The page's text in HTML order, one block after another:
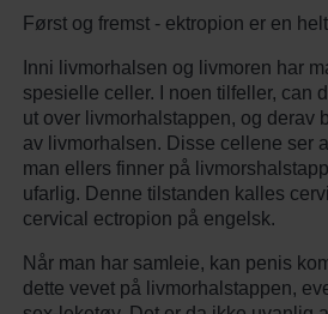
Først og fremst - ektropion er en
Inni livmorhalsen og livmoren har
spesielle celler. I noen tilfeller, can
ut over livmorhalstappen, og derav
av livmorhalsen. Disse cellene ser
man ellers finner på
ufarlig. Denne tilstanden kalles
cervical ectropion på engelsk.
Når man har samleie, kan penis
dette vevet på livmorhalstappen,